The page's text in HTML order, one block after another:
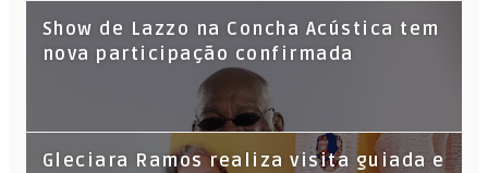
Show de Lazzo na Concha Acústica tem
nova participação confirmada
Gleciara Ramos realiza visita guiada e